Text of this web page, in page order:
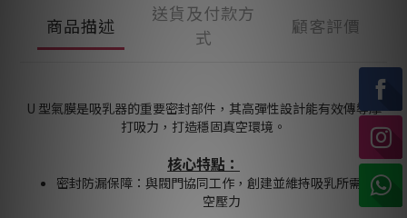
商品描述
送貨及付款方
式
顧客評價
U 型氣膜是吸乳器的重要密封部件，其高彈性設計能有效傳導摩
打吸力，打造穩固真空環境。
核心特點：
密封防漏保障：與閥門協同工作，創建並維持吸乳所需的真
空壓力